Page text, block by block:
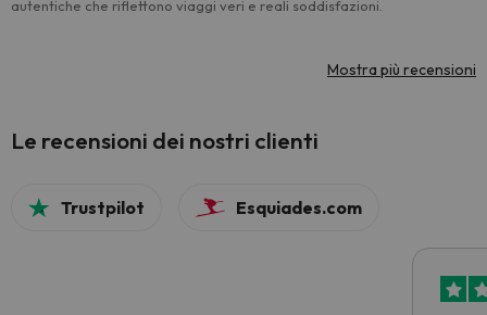
autentiche che riflettono viaggi veri e reali soddisfazioni.
Mostra più recensioni
Le recensioni dei nostri clienti
Trustpilot Esquiades.com